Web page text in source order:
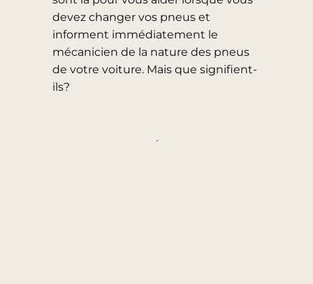
devez changer vos pneus et
informent immédiatement le
mécanicien de la nature des pneus
de votre voiture. Mais que signifient-
ils?